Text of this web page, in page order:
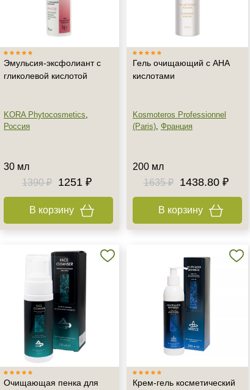
Эмульсия-эксфолиант с
гликолевой кислотой
KORA Phytocosmetics,
Россия
30 мл
1390 ₽
1251 ₽
В корзину
Гель очищающий с АНА
кислотами
Kosmoteros Professionnel
(Paris), Франция
200 мл
1635 ₽
1438.80 ₽
В корзину
Очищающая пенка для
Крем-гель косметический